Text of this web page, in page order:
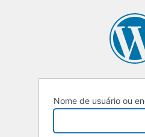
Nome de usuário ou